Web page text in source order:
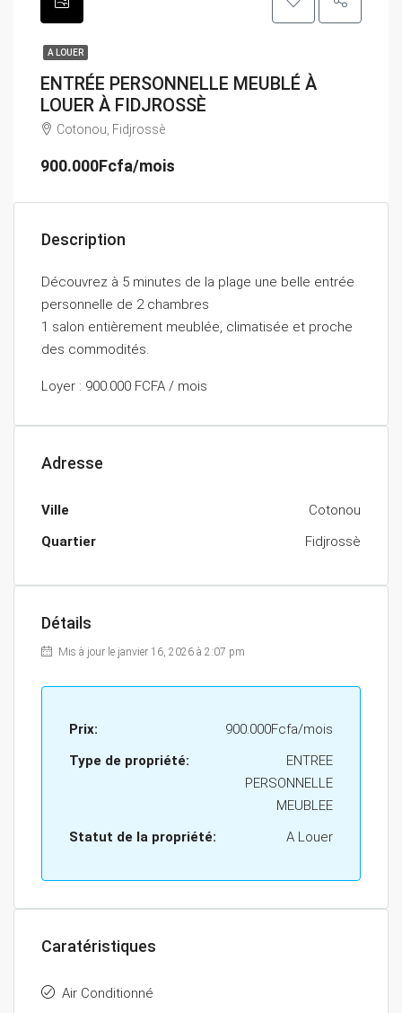
A LOUER
ENTRÉE PERSONNELLE MEUBLÉ À
LOUER À FIDJROSSÈ
Cotonou, Fidjrossè
900.000Fcfa/mois
Description
Découvrez à 5 minutes de la plage une belle entrée
personnelle de 2 chambres
1 salon entièrement meublée, climatisée et proche
des commodités.
Loyer : 900.000 FCFA / mois
Adresse
Ville
Cotonou
Quartier
Fidjrossè
Détails
Mis à jour le janvier 16, 2026 à 2:07 pm
Prix:
900.000Fcfa/mois
Type de propriété:
ENTREE
PERSONNELLE
MEUBLEE
Statut de la propriété:
A Louer
Caratéristiques
Air Conditionné